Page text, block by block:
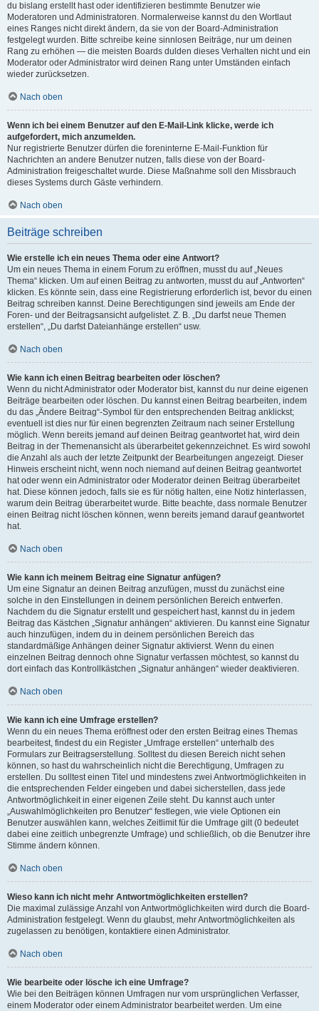
du bislang erstellt hast oder identifizieren bestimmte Benutzer wie
Moderatoren und Administratoren. Normalerweise kannst du den Wortlaut
eines Ranges nicht direkt ändern, da sie von der Board-Administration
festgelegt wurden. Bitte schreibe keine sinnlosen Beiträge, nur um deinen
Rang zu erhöhen — die meisten Boards dulden dieses Verhalten nicht und ein
Moderator oder Administrator wird deinen Rang unter Umständen einfach
wieder zurücksetzen.
Nach oben
Wenn ich bei einem Benutzer auf den E-Mail-Link klicke, werde ich
aufgefordert, mich anzumelden.
Nur registrierte Benutzer dürfen die foreninterne E-Mail-Funktion für
Nachrichten an andere Benutzer nutzen, falls diese von der Board-
Administration freigeschaltet wurde. Diese Maßnahme soll den Missbrauch
dieses Systems durch Gäste verhindern.
Nach oben
Beiträge schreiben
Wie erstelle ich ein neues Thema oder eine Antwort?
Um ein neues Thema in einem Forum zu eröffnen, musst du auf „Neues
Thema“ klicken. Um auf einen Beitrag zu antworten, musst du auf „Antworten“
klicken. Es könnte sein, dass eine Registrierung erforderlich ist, bevor du einen
Beitrag schreiben kannst. Deine Berechtigungen sind jeweils am Ende der
Foren- und der Beitragsansicht aufgelistet. Z. B. „Du darfst neue Themen
erstellen“, „Du darfst Dateianhänge erstellen“ usw.
Nach oben
Wie kann ich einen Beitrag bearbeiten oder löschen?
Wenn du nicht Administrator oder Moderator bist, kannst du nur deine eigenen
Beiträge bearbeiten oder löschen. Du kannst einen Beitrag bearbeiten, indem
du das „Ändere Beitrag“-Symbol für den entsprechenden Beitrag anklickst;
eventuell ist dies nur für einen begrenzten Zeitraum nach seiner Erstellung
möglich. Wenn bereits jemand auf deinen Beitrag geantwortet hat, wird dein
Beitrag in der Themenansicht als überarbeitet gekennzeichnet. Es wird sowohl
die Anzahl als auch der letzte Zeitpunkt der Bearbeitungen angezeigt. Dieser
Hinweis erscheint nicht, wenn noch niemand auf deinen Beitrag geantwortet
hat oder wenn ein Administrator oder Moderator deinen Beitrag überarbeitet
hat. Diese können jedoch, falls sie es für nötig halten, eine Notiz hinterlassen,
warum dein Beitrag überarbeitet wurde. Bitte beachte, dass normale Benutzer
einen Beitrag nicht löschen können, wenn bereits jemand darauf geantwortet
hat.
Nach oben
Wie kann ich meinem Beitrag eine Signatur anfügen?
Um eine Signatur an deinen Beitrag anzufügen, musst du zunächst eine
solche in den Einstellungen in deinem persönlichen Bereich entwerfen.
Nachdem du die Signatur erstellt und gespeichert hast, kannst du in jedem
Beitrag das Kästchen „Signatur anhängen“ aktivieren. Du kannst eine Signatur
auch hinzufügen, indem du in deinem persönlichen Bereich das
standardmäßige Anhängen deiner Signatur aktivierst. Wenn du einen
einzelnen Beitrag dennoch ohne Signatur verfassen möchtest, so kannst du
dort einfach das Kontrollkästchen „Signatur anhängen“ wieder deaktivieren.
Nach oben
Wie kann ich eine Umfrage erstellen?
Wenn du ein neues Thema eröffnest oder den ersten Beitrag eines Themas
bearbeitest, findest du ein Register „Umfrage erstellen“ unterhalb des
Formulars zur Beitragserstellung. Solltest du diesen Bereich nicht sehen
können, so hast du wahrscheinlich nicht die Berechtigung, Umfragen zu
erstellen. Du solltest einen Titel und mindestens zwei Antwortmöglichkeiten in
die entsprechenden Felder eingeben und dabei sicherstellen, dass jede
Antwortmöglichkeit in einer eigenen Zeile steht. Du kannst auch unter
„Auswahlmöglichkeiten pro Benutzer“ festlegen, wie viele Optionen ein
Benutzer auswählen kann, welches Zeitlimit für die Umfrage gilt (0 bedeutet
dabei eine zeitlich unbegrenzte Umfrage) und schließlich, ob die Benutzer ihre
Stimme ändern können.
Nach oben
Wieso kann ich nicht mehr Antwortmöglichkeiten erstellen?
Die maximal zulässige Anzahl von Antwortmöglichkeiten wird durch die Board-
Administration festgelegt. Wenn du glaubst, mehr Antwortmöglichkeiten als
zugelassen zu benötigen, kontaktiere einen Administrator.
Nach oben
Wie bearbeite oder lösche ich eine Umfrage?
Wie bei den Beiträgen können Umfragen nur vom ursprünglichen Verfasser,
einem Moderator oder einem Administrator bearbeitet werden. Um eine